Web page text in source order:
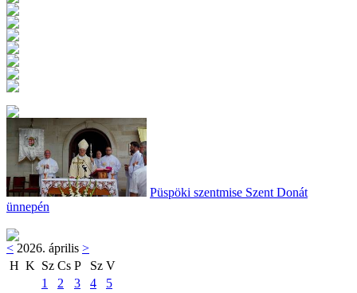
Püspöki szentmise Szent Donát
ünnepén
< 2026. április >
H K Sz Cs P Sz V
1
2 3 4
5